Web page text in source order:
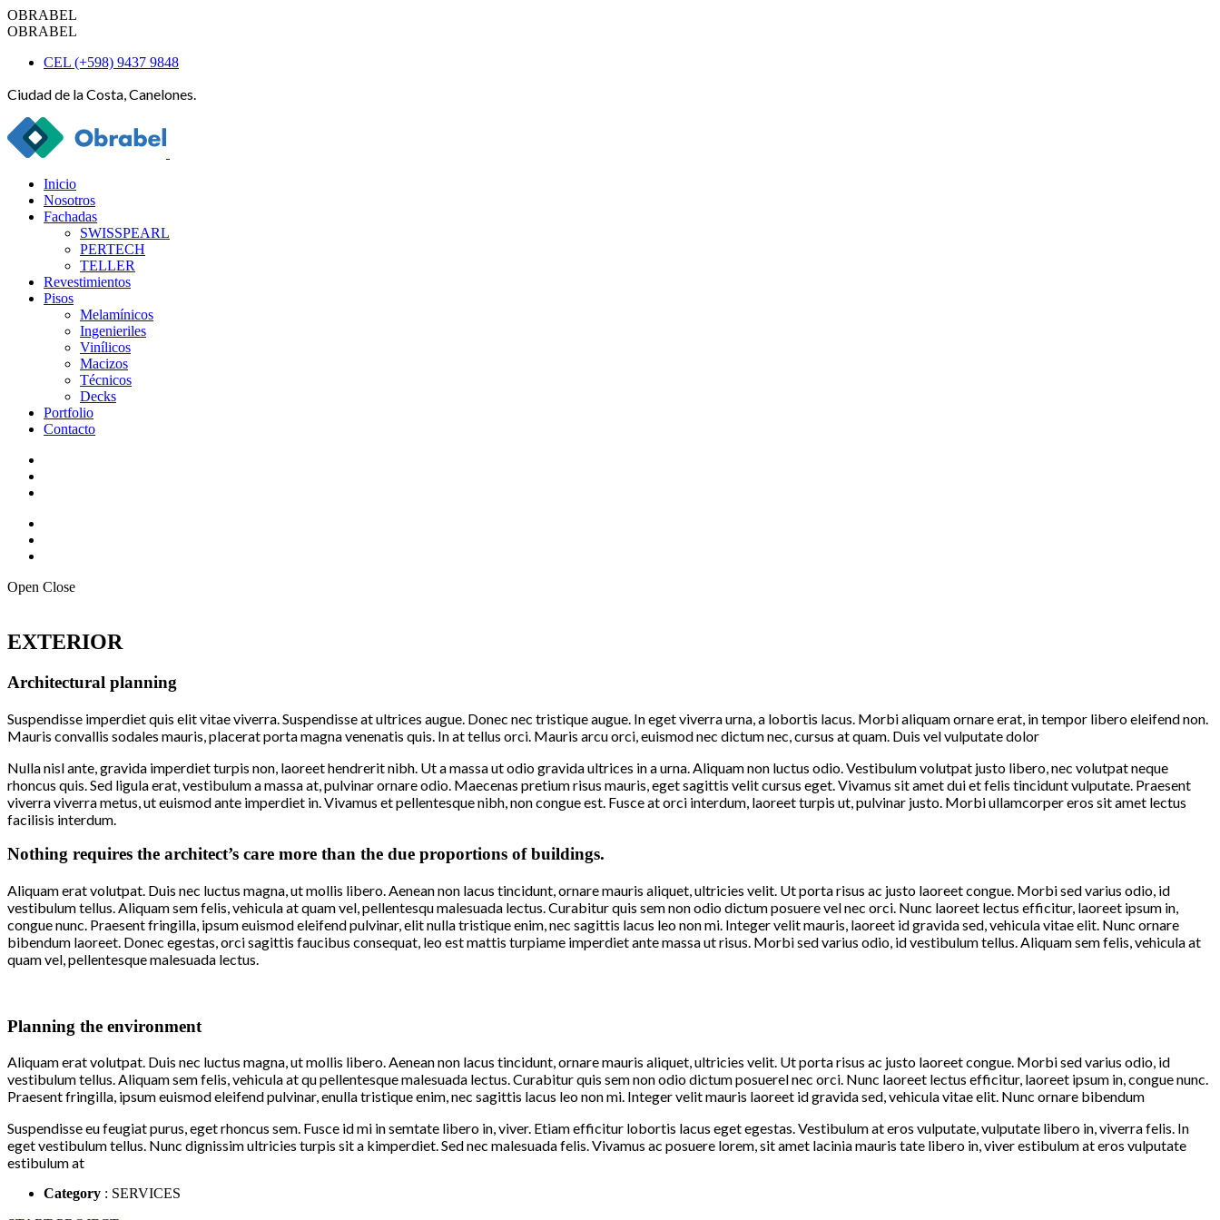
OBRABEL
OBRABEL
CEL (+598) 9437 9848
Ciudad de la Costa, Canelones.
Inicio
Nosotros
Fachadas
SWISSPEARL
PERTECH
TELLER
Revestimientos
Pisos
Melamínicos
Ingenieriles
Vinílicos
Macizos
Técnicos
Decks
Portfolio
Contacto
Open Close
EXTERIOR
Architectural planning
Suspendisse imperdiet quis elit vitae viverra. Suspendisse at ultrices augue. Donec nec tristique augue. In eget viverra urna, a lobortis lacus. Morbi aliquam ornare erat, in tempor libero eleifend non.
Mauris convallis sodales mauris, placerat porta magna venenatis quis. In at tellus orci. Mauris arcu orci, euismod nec dictum nec, cursus at quam. Duis vel vulputate dolor
Nulla nisl ante, gravida imperdiet turpis non, laoreet hendrerit nibh. Ut a massa ut odio gravida ultrices in a urna. Aliquam non luctus odio. Vestibulum volutpat justo libero, nec volutpat neque
rhoncus quis. Sed ligula erat, vestibulum a massa at, pulvinar ornare odio. Maecenas pretium risus mauris, eget sagittis velit cursus eget. Vivamus sit amet dui et felis tincidunt vulputate. Praesent
viverra viverra metus, ut euismod ante imperdiet in. Vivamus et pellentesque nibh, non congue est. Fusce at orci interdum, laoreet turpis ut, pulvinar justo. Morbi ullamcorper eros sit amet lectus
facilisis interdum.
Nothing requires the architect’s care more than the due proportions of buildings.
Aliquam erat volutpat. Duis nec luctus magna, ut mollis libero. Aenean non lacus tincidunt, ornare mauris aliquet, ultricies velit. Ut porta risus ac justo laoreet congue. Morbi sed varius odio, id
vestibulum tellus. Aliquam sem felis, vehicula at quam vel, pellentesqu malesuada lectus. Curabitur quis sem non odio dictum posuere vel nec orci. Nunc laoreet lectus efficitur, laoreet ipsum in,
congue nunc. Praesent fringilla, ipsum euismod eleifend pulvinar, elit nulla tristique enim, nec sagittis lacus leo non mi. Integer velit mauris, laoreet id gravida sed, vehicula vitae elit. Nunc ornare
bibendum laoreet. Donec egestas, orci sagittis faucibus consequat, leo est mattis turpiame imperdiet ante massa ut risus. Morbi sed varius odio, id vestibulum tellus. Aliquam sem felis, vehicula at
quam vel, pellentesque malesuada lectus.
Planning the environment
Aliquam erat volutpat. Duis nec luctus magna, ut mollis libero. Aenean non lacus tincidunt, ornare mauris aliquet, ultricies velit. Ut porta risus ac justo laoreet congue. Morbi sed varius odio, id
vestibulum tellus. Aliquam sem felis, vehicula at qu pellentesque malesuada lectus. Curabitur quis sem non odio dictum posuerel nec orci. Nunc laoreet lectus efficitur, laoreet ipsum in, congue nunc.
Praesent fringilla, ipsum euismod eleifend pulvinar, enulla tristique enim, nec sagittis lacus leo non mi. Integer velit mauris laoreet id gravida sed, vehicula vitae elit. Nunc ornare bibendum
Suspendisse eu feugiat purus, eget rhoncus sem. Fusce id mi in semtate libero in, viver. Etiam efficitur lobortis lacus eget egestas. Vestibulum at eros vulputate, vulputate libero in, viverra felis. In
eget vestibulum tellus. Nunc dignissim ultricies turpis sit a kimperdiet. Sed nec malesuada felis. Vivamus ac posuere lorem, sit amet lacinia mauris tate libero in, viver estibulum at eros vulputate
estibulum at
Category : SERVICES